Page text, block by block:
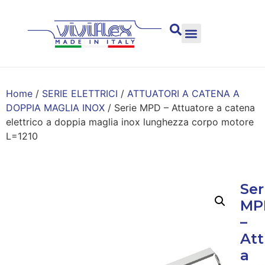
Home / SERIE ELETTRICI / ATTUATORI A CATENA A
DOPPIA MAGLIA INOX / Serie MPD – Attuatore a catena
elettrico a doppia maglia inox lunghezza corpo motore
L=1210
–
a